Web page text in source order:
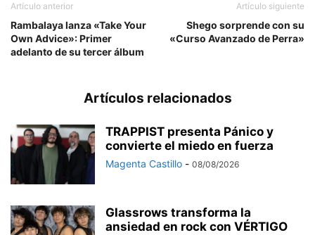
Artículo anterior
Rambalaya lanza «Take Your
Own Advice»: Primer
adelanto de su tercer álbum
Artículo siguiente
Shego sorprende con su
«Curso Avanzado de Perra»
Artículos relacionados
TRAPPIST presenta Pánico y
convierte el miedo en fuerza
Magenta Castillo - 08/08/2026
Glassrows transforma la
ansiedad en rock con VÉRTIGO